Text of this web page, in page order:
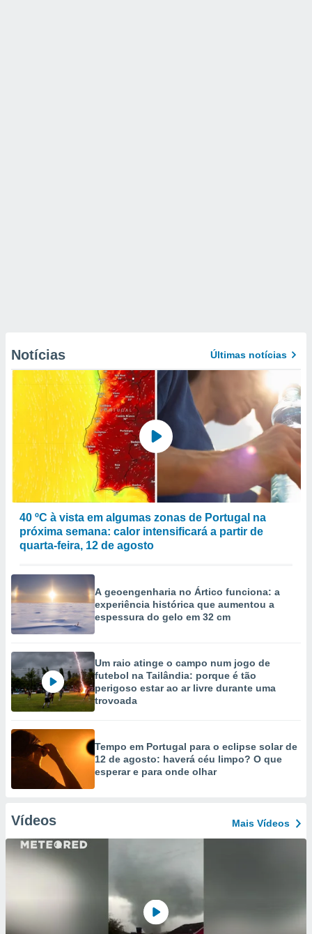
Notícias Últimas notícias
40 ºC à vista em algumas zonas de Portugal na
próxima semana: calor intensificará a partir de
quarta-feira, 12 de agosto
A geoengenharia no Ártico funciona: a
experiência histórica que aumentou a
espessura do gelo em 32 cm
Um raio atinge o campo num jogo de
futebol na Tailândia: porque é tão
perigoso estar ao ar livre durante uma
trovoada
Tempo em Portugal para o eclipse solar de
12 de agosto: haverá céu limpo? O que
esperar e para onde olhar
Vídeos Mais Vídeos